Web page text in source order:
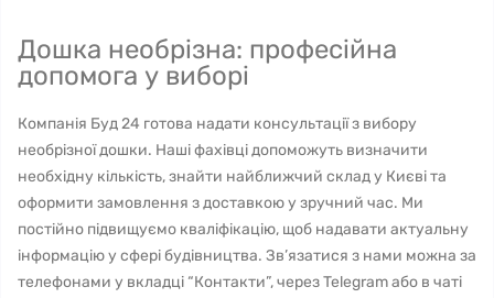
Дошка необрізна: професійна
допомога у виборі
Компанія Буд 24 готова надати консультації з вибору
необрізної дошки. Наші фахівці допоможуть визначити
необхідну кількість, знайти найближчий склад у Києві та
оформити замовлення з доставкою у зручний час. Ми
постійно підвищуємо кваліфікацію, щоб надавати актуальну
інформацію у сфері будівництва. Зв’язатися з нами можна за
телефонами у вкладці “Контакти”, через Telegram або в чаті